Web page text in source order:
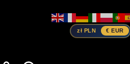
zł PLN € EUR